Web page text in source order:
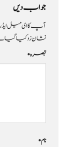
جواب دیں
آپ کا ای میل
نشان زد کیا گیا
تبصرہ*
نام*